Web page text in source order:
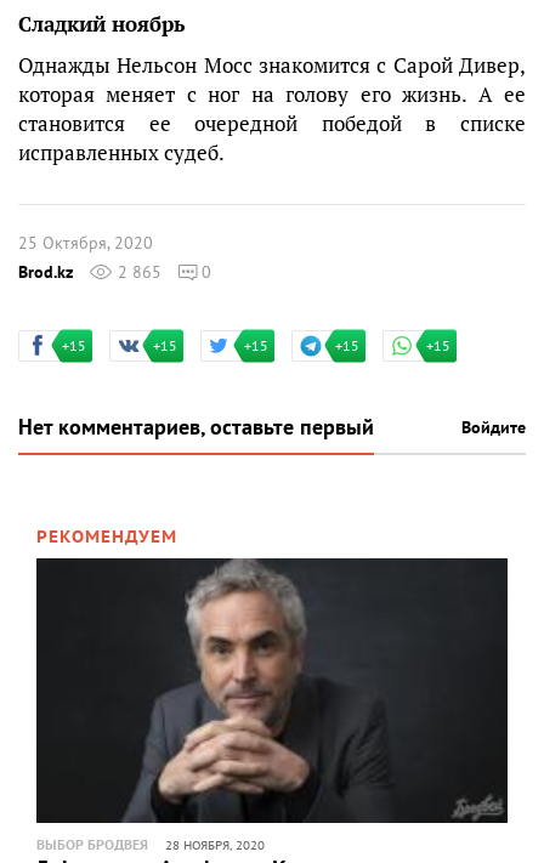
Сладкий ноябрь
Однажды Нельсон Мосс знакомится с Сарой Дивер,
которая меняет с ног на голову его жизнь. А ее
становится ее очередной победой в списке
исправленных судеб.
25 Октября, 2020
Brod.kz
2 865 0
+15 +15 +15 +15 +15
Нет комментариев, оставьте первый Войдите
РЕКОМЕНДУЕМ
ВЫБОР БРОДВЕЯ 28 НОЯБРЯ, 2020